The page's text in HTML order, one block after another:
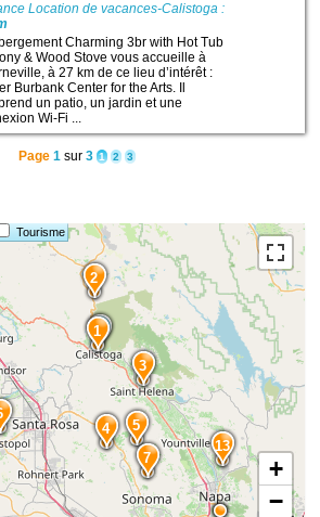
Location de vacances-Calistoga :
Charming 3br with Hot Tub
& Wood Stove vous accueille à
à 27 km de ce lieu d’intérêt :
Burbank Center for the Arts. Il
un patio, un jardin et une
Wi-Fi ...
Page 1 sur 3 1 2 3
Tourisme
13
7
5
4
3
2
1
+
−